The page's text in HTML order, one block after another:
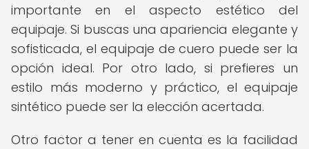
importante en el aspecto estético del
equipaje. Si buscas una apariencia elegante y
sofisticada, el equipaje de cuero puede ser la
opción ideal. Por otro lado, si prefieres un
estilo más moderno y práctico, el equipaje
sintético puede ser la elección acertada.
Otro factor a tener en cuenta es la facilidad